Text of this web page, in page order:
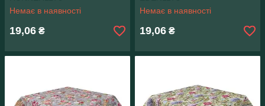
Немає в наявності
19,06 ₴
Немає в наявності
19,06 ₴